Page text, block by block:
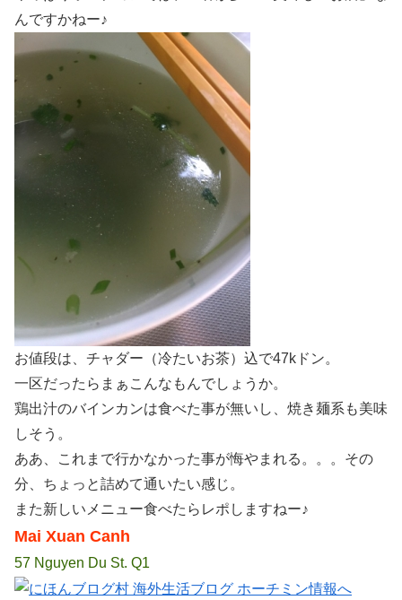
んですかねー♪
お値段は、チャダー（冷たいお茶）込で47kドン。
一区だったらまぁこんなもんでしょうか。
鶏出汁のバインカンは食べた事が無いし、焼き麺系も美味
しそう。
ああ、これまで行かなかった事が悔やまれる。。。その
分、ちょっと詰めて通いたい感じ。
また新しいメニュー食べたらレポしますねー♪
Mai Xuan Canh
57 Nguyen Du St. Q1